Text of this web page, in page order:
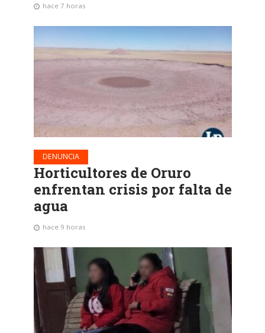
hace 7 horas
DENUNCIA
Horticultores de Oruro
enfrentan crisis por falta de
agua
hace 9 horas